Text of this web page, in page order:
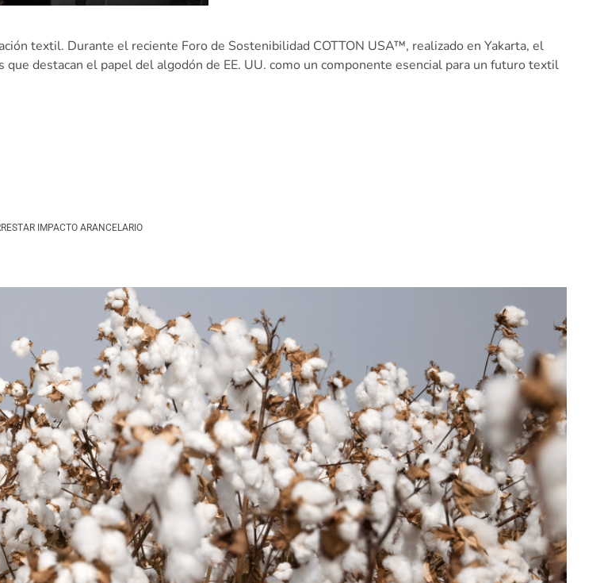
textil. Durante el reciente Foro de Sostenibilidad COTTON USA™, realizado en Yakarta, el
destacan el papel del algodón de EE. UU. como un componente esencial para un futuro textil
IMPACTO ARANCELARIO